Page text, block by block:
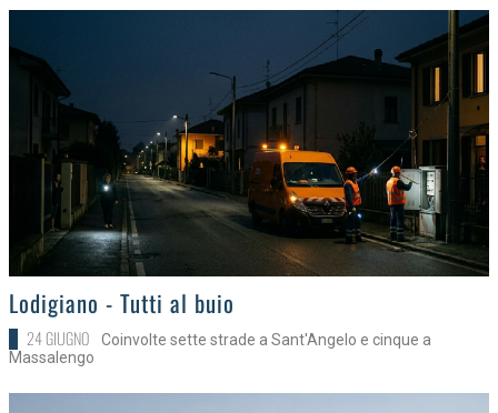
>Lodigiano - Tutti al buio
24 GIUGNO
Coinvolte sette strade a Sant'Angelo e cinque a
Massalengo